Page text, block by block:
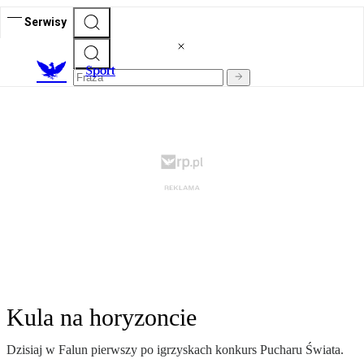
Serwisy
Sport
Kula na horyzoncie
Dzisiaj w Falun pierwszy po igrzyskach konkurs Pucharu Świata.